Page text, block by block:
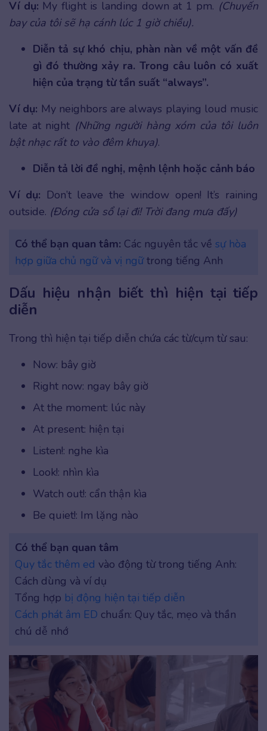
Ví dụ: My flight is landing down at 1 pm. (Chuyến
bay của tôi sẽ hạ cánh lúc 1 giờ chiều).
Diễn tả sự khó chịu, phàn nàn về một vấn đề
gì đó thường xảy ra. Trong câu luôn có xuất
hiện của trạng từ tần suất “always”.
Ví dụ: My neighbors are always playing loud music
late at night (Những người hàng xóm của tôi luôn
bật nhạc rất to vào đêm khuya).
Diễn tả lời đề nghị, mệnh lệnh hoặc cảnh báo
Ví dụ: Don’t leave the window open! It’s raining
outside. (Đóng cửa sổ lại đi! Trời đang mưa đấy)
Có thể bạn quan tâm: Các nguyên tắc về sự hòa
hợp giữa chủ ngữ và vị ngữtrong tiếng Anh
Dấu hiệu nhận biết thì hiện tại tiếp
diễn
Trong thì hiện tại tiếp diễn chứa các từ/cụm từ sau:
Now: bây giờ
Right now: ngay bây giờ
At the moment: lúc này
At present: hiện tại
Listen!: nghe kìa
Look!: nhìn kìa
Watch out!: cẩn thận kìa
Be quiet!: Im lặng nào
Có thể bạn quan tâm
Quy tắc thêm ed vào động từ trong tiếng Anh:
Cách dùng và ví dụ
Tổng hợp bị động hiện tại tiếp diễn
Cách phát âm ED chuẩn: Quy tắc, mẹo và thần
chú dễ nhớ